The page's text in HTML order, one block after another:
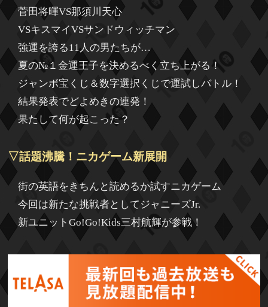
菅田将暉VS那須川天心
VSキスマイVSサンドウィッチマン
強運を誇る11人の男たちが…
夏の№１金運王子を決めるべく立ち上がる！
ジャンボ宝くじ＆数字選択くじで運試しバトル！
結果発表でどよめきの連発！
果たして何が起こった？
▽話題沸騰！ニカゲーム新展開
街の英語をきちんと読めるか試すニカゲーム
今回は新たな挑戦者としてジャニーズJr.
新ユニットGo!Go!Kids三村航輝が参戦！